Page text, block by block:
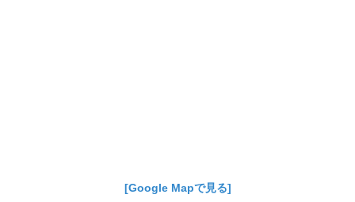
[Google Mapで見る]